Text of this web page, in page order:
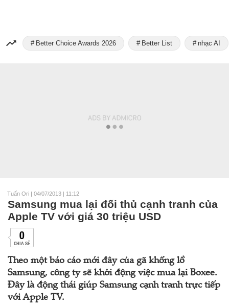
Better Choice Awards 2026 Better List nhạc AI
Tuấn Ori | 04/07/2013 | 11:12
Samsung mua lại đối thủ cạnh tranh của
Apple TV với giá 30 triệu USD
0
CHIA SẺ
Theo một báo cáo mới đây của gã khổng lồ
Samsung, công ty sẽ khởi động việc mua lại Boxee.
Đây là động thái giúp Samsung cạnh tranh trực tiếp
với Apple TV.